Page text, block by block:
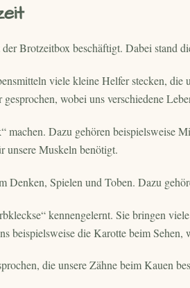
Brotzeitbox beschäftigt. Dabei stand
viele kleine Helfer stecken,
wobei uns verschiedene
machen. Dazu gehören
unsere Muskeln benötigt.
Denken, Spielen und Toben. Dazu
kennengelernt. Sie bringen
beispielsweise die Karotte beim
die unsere Zähne beim Kauen